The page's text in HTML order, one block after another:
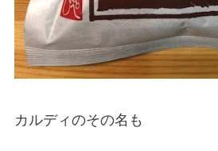
カルディのその名も